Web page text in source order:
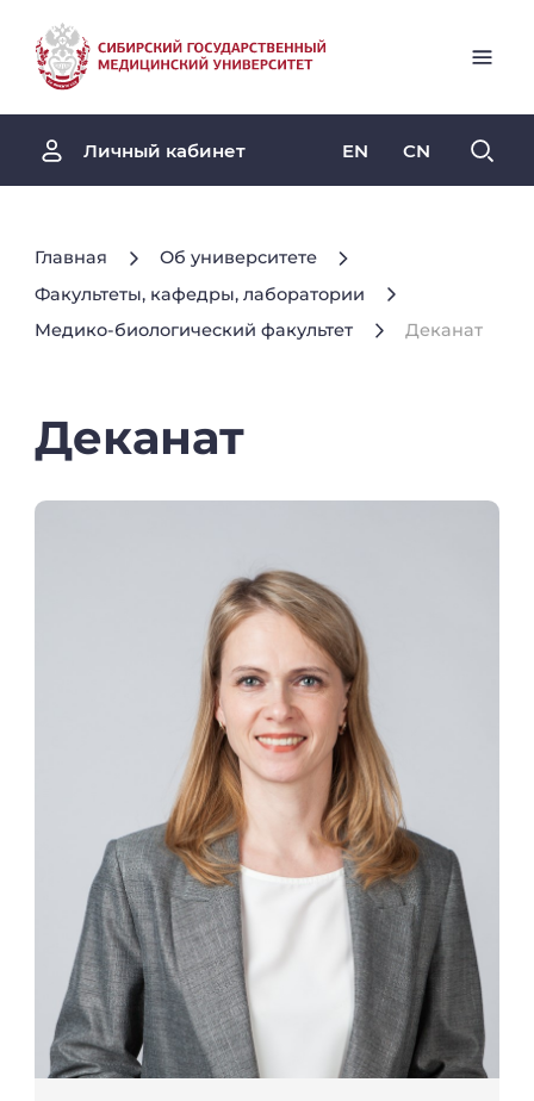
Личный кабинет EN CN
Главная
Об университете
Факультеты, кафедры, лаборатории
Медико-биологический факультет
Деканат
Деканат